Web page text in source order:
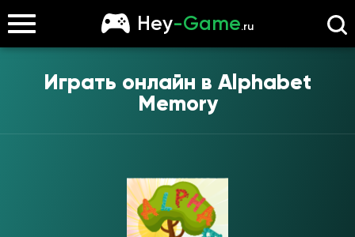
Hey-Game.ru
Играть онлайн в Alphabet
Memory